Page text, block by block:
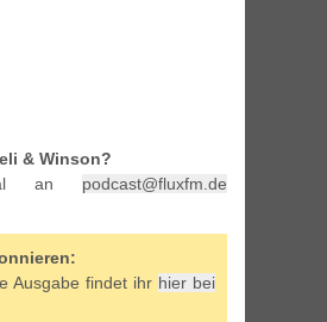
& Winson?
an podcast@fluxfm.de
Ausgabe findet ihr hier bei